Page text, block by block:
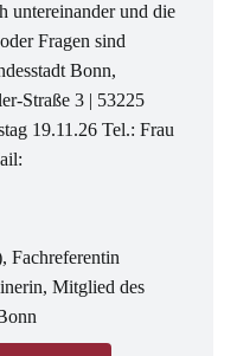
untereinander und die
Fragen sind
Bonn,
Straße 3 | 53225
19.11.26 Tel.: Frau
Fachreferentin
Mitglied des